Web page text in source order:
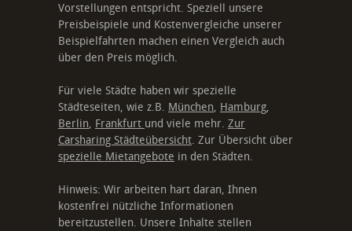
Vorstellungen entspricht. Speziell unsere
Preisbeispiele und Kostenvergleiche unserer
Beispielfahrten machen einen Vergleich auch
über den Preis möglich.
Für viele Städte haben wir spezielle
Städteseiten, wie z.B. München, Hamburg,
Berlin, Frankfurt und viele mehr. Zur
Carsharing Städteübersicht. Zur Übersicht über
spezielle Mietangebote in den Städten.
Hinweis: Wir arbeiten hart daran, Ihnen
kostenfrei nützliche Informationen
bereitzustellen. Unsere Inhalte stellen